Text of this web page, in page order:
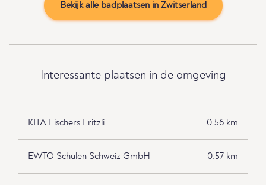
Bekijk alle badplaatsen in Zwitserland
Interessante plaatsen in de omgeving
KITA Fischers Fritzli 0.56 km
EWTO Schulen Schweiz GmbH 0.57 km